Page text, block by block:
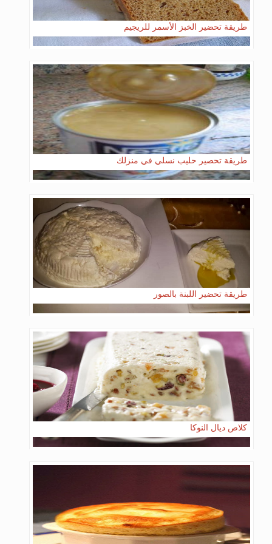
طريقة تحضير الخبز الأسمر للريجيم
طريقة تحصير حليب نسلي في منزلك
طريقة تحضير اللبنة بالصور
كلاص ديال النوكا